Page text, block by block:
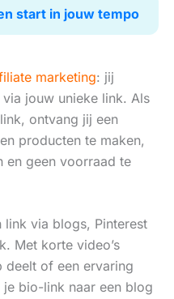
start in jouw tempo
marketing: jij
jouw unieke link. Als
ontvang jij een
producten te maken,
en geen voorraad te
link via blogs, Pinterest
Met korte video’s
deelt of een ervaring
bio-link naar een blog